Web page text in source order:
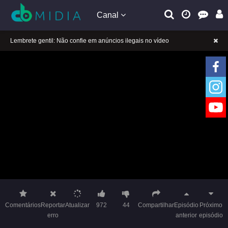
Canal
A tocar：A Princesa Rebelde (Dublado)-26
ComentáriosReportar
erro
Atualizar 972 44 CompartilharEpisódio
anterior
Próximo
episódio